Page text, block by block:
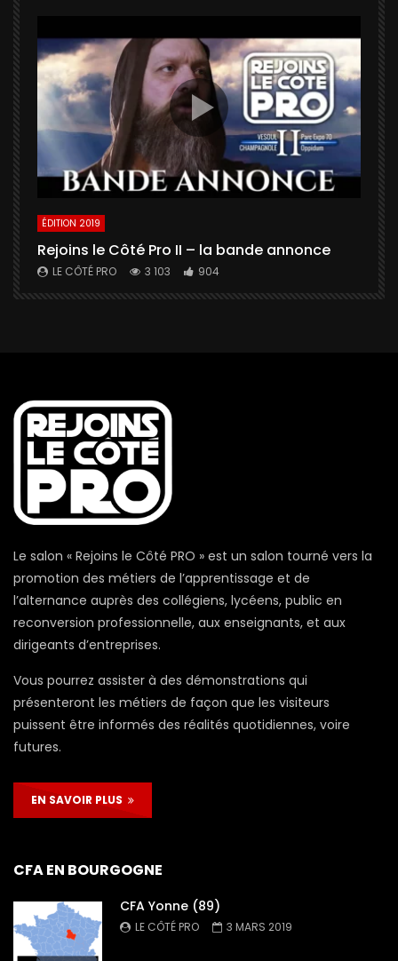
ÉDITION 2019
Rejoins le Côté Pro II – la bande annonce
LE CÔTÉ PRO 3 103 904
Le salon « Rejoins le Côté PRO » est un salon tourné vers la
promotion des métiers de l’apprentissage et de
l’alternance auprès des collégiens, lycéens, public en
reconversion professionnelle, aux enseignants, et aux
dirigeants d’entreprises.
Vous pourrez assister à des démonstrations qui
présenteront les métiers de façon que les visiteurs
puissent être informés des réalités quotidiennes, voire
futures.
EN SAVOIR PLUS
CFA EN BOURGOGNE
CFA Yonne (89)
LE CÔTÉ PRO 3 MARS 2019